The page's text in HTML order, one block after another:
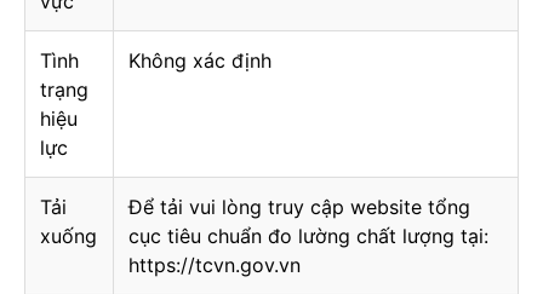
Tình
trạng
hiệu
lực
Không xác định
Tải
xuống
Để tải vui lòng truy cập website tổng
cục tiêu chuẩn đo lường chất lượng tại:
https://tcvn.gov.vn